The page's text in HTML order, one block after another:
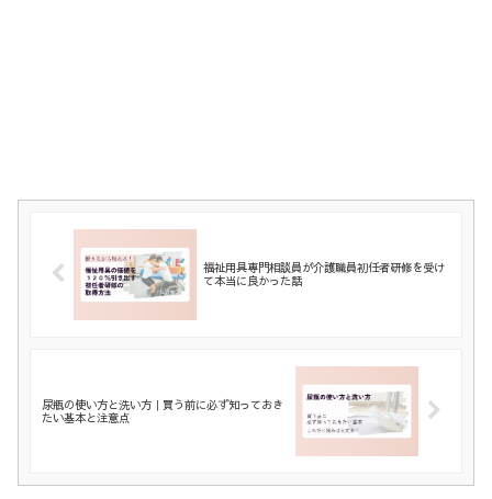
福祉用具専門相談員が介護職員初任者研修を受け
て本当に良かった話
尿瓶の使い方と洗い方｜買う前に必ず知っておき
たい基本と注意点